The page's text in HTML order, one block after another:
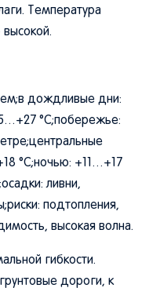
Температура
дождливые дни:
°C;побережье:
°C;ночью: +11…+17
ливни,
подтопления,
высокая волна.
гибкости.
дороги, к